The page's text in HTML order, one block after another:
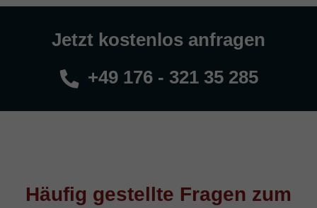
Jetzt kostenlos anfragen
+49 176 - 321 35 285
Häufig gestellte Fragen zum